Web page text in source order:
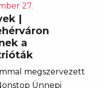
27.
|
a
megszervezett
Ünnepi